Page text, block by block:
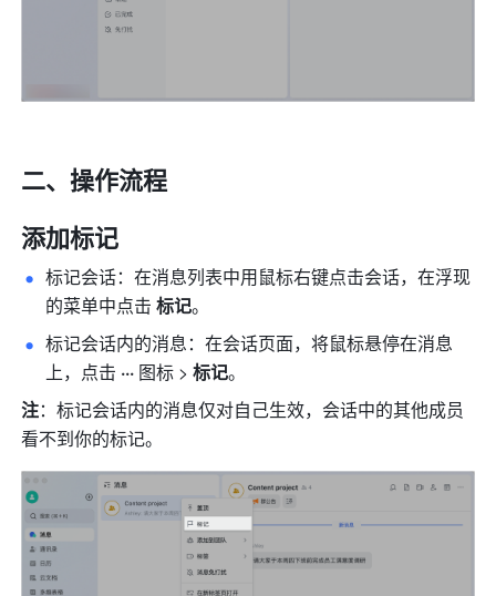
二、操作流程
添加标记
标记会话：在消息列表中用鼠标右键点击会话，在浮现
的菜单中点击 标记。
标记会话内的消息：在会话页面，将鼠标悬停在消息
上，点击 ··· 图标 > 标记。
注：标记会话内的消息仅对自己生效，会话中的其他成员
看不到你的标记。